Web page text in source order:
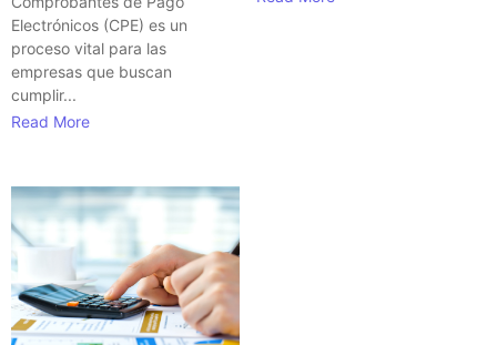
Electrónicos (CPE) es un
proceso vital para las
empresas que buscan
cumplir...
Read More